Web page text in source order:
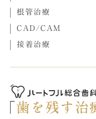
根管治療
CAD/CAM
接着治療